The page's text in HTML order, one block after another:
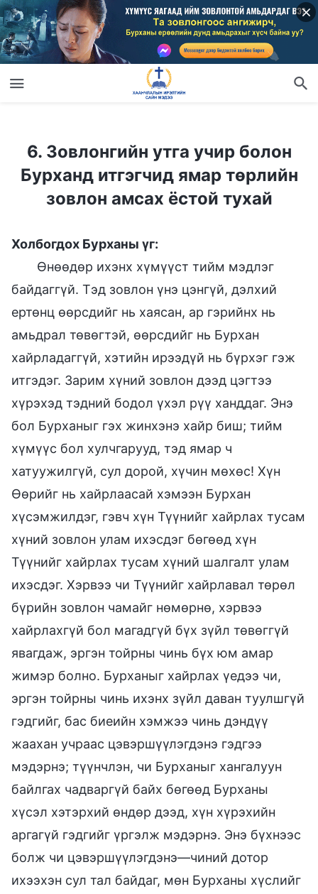
6. Зовлонгийн утга учир болон
Бурханд итгэгчид ямар төрлийн
зовлон амсах ёстой тухай
Холбогдох Бурханы үг:
Өнөөдөр ихэнх хүмүүст тийм мэдлэг
байдаггүй. Тэд зовлон үнэ цэнгүй, дэлхий
ертөнц өөрсдийг нь хаясан, ар гэрийнх нь
амьдрал төвөгтэй, өөрсдийг нь Бурхан
хайрладаггүй, хэтийн ирээдүй нь бүрхэг гэж
итгэдэг. Зарим хүний зовлон дээд цэгтээ
хүрэхэд тэдний бодол үхэл рүү ханддаг. Энэ
бол Бурханыг гэх жинхэнэ хайр биш; тийм
хүмүүс бол хулчгарууд, тэд ямар ч
хатуужилгүй, сул дорой, хүчин мөхөс! Хүн
Өөрийг нь хайрлаасай хэмээн Бурхан
хүсэмжилдэг, гэвч хүн Түүнийг хайрлах тусам
хүний зовлон улам ихэсдэг бөгөөд хүн
Түүнийг хайрлах тусам хүний шалгалт улам
ихэсдэг. Хэрвээ чи Түүнийг хайрлавал төрөл
бүрийн зовлон чамайг нөмөрнө, хэрвээ
хайрлахгүй бол магадгүй бүх зүйл төвөггүй
явагдаж, эргэн тойрны чинь бүх юм амар
жимэр болно. Бурханыг хайрлах үедээ чи,
эргэн тойрны чинь ихэнх зүйл даван туулшгүй
гэдгийг, бас биеийн хэмжээ чинь дэндүү
жаахан учраас цэвэршүүлэгдэнэ гэдгээ
мэдэрнэ; түүнчлэн, чи Бурханыг хангалуун
байлгах чадваргүй байх бөгөөд Бурханы
хүсэл хэтэрхий өндөр дээд, хүн хүрэхийн
аргагүй гэдгийг үргэлж мэдэрнэ. Энэ бүхнээс
болж чи цэвэршүүлэгдэнэ—чиний дотор
ихээхэн сул тал байдаг, мөн Бурханы хүслийг